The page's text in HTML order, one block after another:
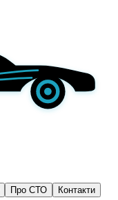
Про СТО Контакти